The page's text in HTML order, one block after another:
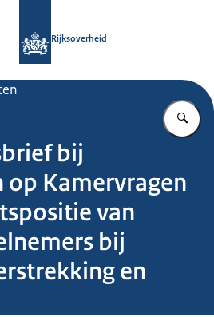
Rijksoverheid
bij
Kamervragen
van
bij
en